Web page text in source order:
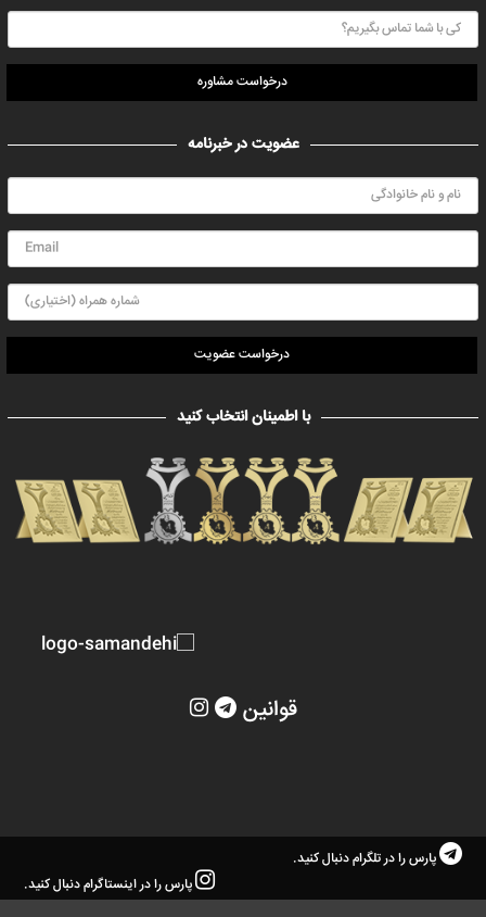
درخواست مشاوره
عضویت در خبرنامه
درخواست عضویت
با اطمینان انتخاب کنید
قوانین
پارس را در تلگرام دنبال کنید.
پارس را در اینستاگرام دنبال کنید.